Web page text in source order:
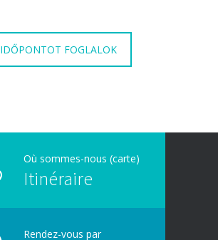
IDŐPONTOT FOGLALOK
Où sommes-nous (carte)
Itinéraire
Rendez-vous par